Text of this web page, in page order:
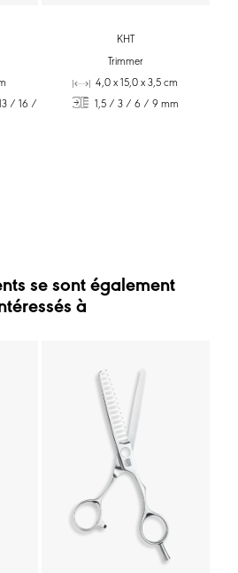
/ 16 /
KHT
Trimmer
4,0 x 15,0 x 3,5 cm
1,5 / 3 / 6 / 9 mm
se sont également
à